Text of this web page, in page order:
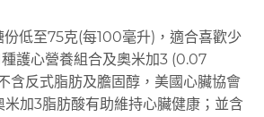
低至75克(每100毫升)，適合喜歡少
種護心營養組合及奧米加3 (0.07
含反式脂肪及膽固醇，美國心臟協會
米加3脂肪酸有助維持心臟健康；並含